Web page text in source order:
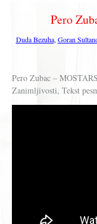
Pero
Duda Bezuha, Goran
Pero Zubac –
Zanimljivosti, Tekst